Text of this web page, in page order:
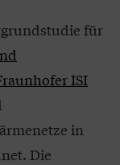
für
ISI
in
Die